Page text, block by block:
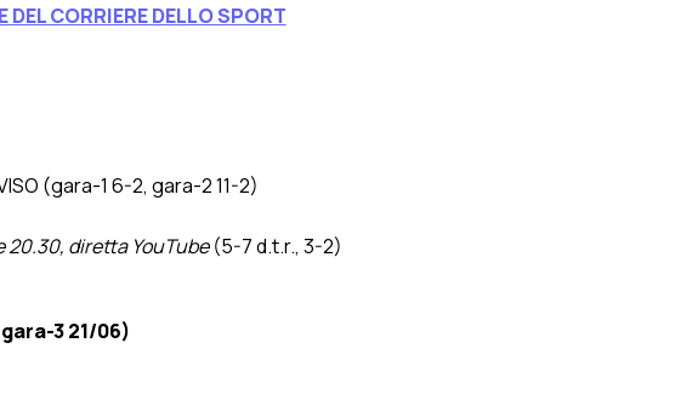
DEL CORRIERE DELLO SPORT
(gara-1 6-2, gara-2 11-2)
20.30, diretta YouTube(5-7 d.t.r., 3-2)
gara-3 21/06)